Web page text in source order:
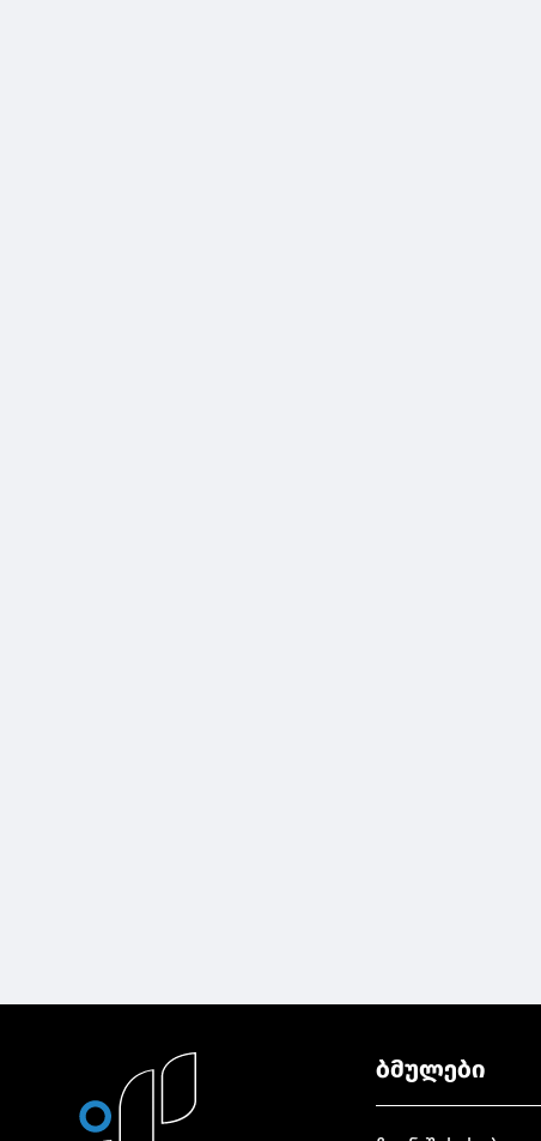
ბმულები